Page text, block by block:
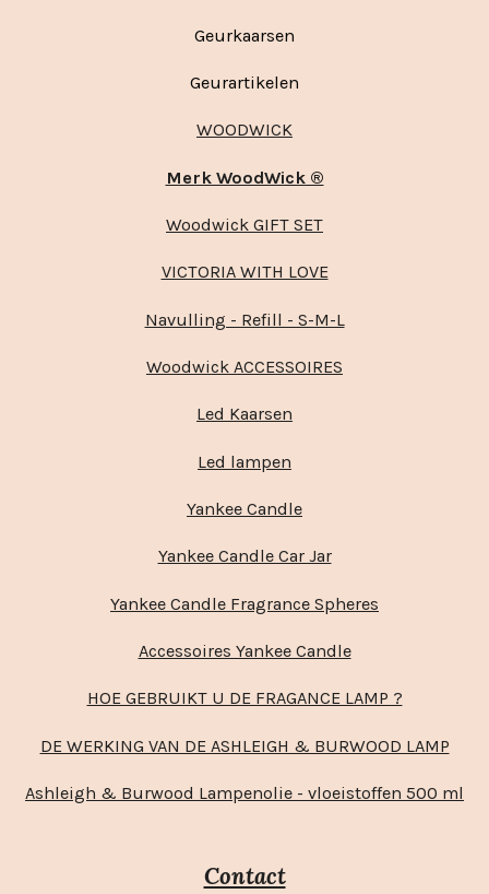
Geurkaarsen
Geurartikelen
WOODWICK
Merk WoodWick ®
Woodwick GIFT SET
VICTORIA WITH LOVE
Navulling - Refill - S-M-L
Woodwick ACCESSOIRES
Led Kaarsen
Led lampen
Yankee Candle
Yankee Candle Car Jar
Yankee Candle Fragrance Spheres
Accessoires Yankee Candle
HOE GEBRUIKT U DE FRAGANCE LAMP ?
DE WERKING VAN DE ASHLEIGH & BURWOOD LAMP
Ashleigh & Burwood Lampenolie - vloeistoffen 500 ml
Contact